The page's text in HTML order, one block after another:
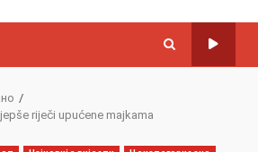
riječi upućene majkama